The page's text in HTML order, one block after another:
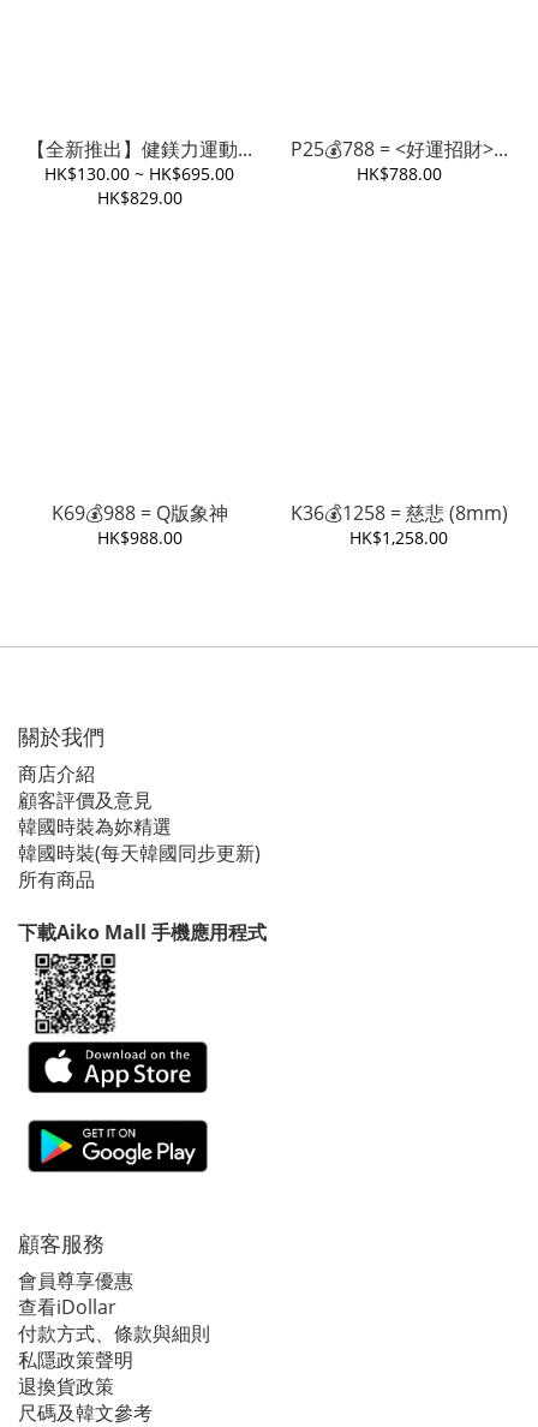
【全新推出】健鎂力運動...
HK$130.00 ~ HK$695.00
HK$829.00
P25💰788 = <好運招財>...
HK$788.00
K69💰988 = Q版象神
HK$988.00
K36💰1258 = 慈悲 (8mm)
HK$1,258.00
關於我們
商店介紹
顧客評價及意見
韓國時裝為妳精選
韓國時裝(每天韓國同步更新)
所有商品
下載Aiko Mall 手機應用程式
顧客服務
會員尊享優惠
查看iDollar
付款方式、條款與細則
私隱政策聲明
退換貨政策
尺碼及韓文參考